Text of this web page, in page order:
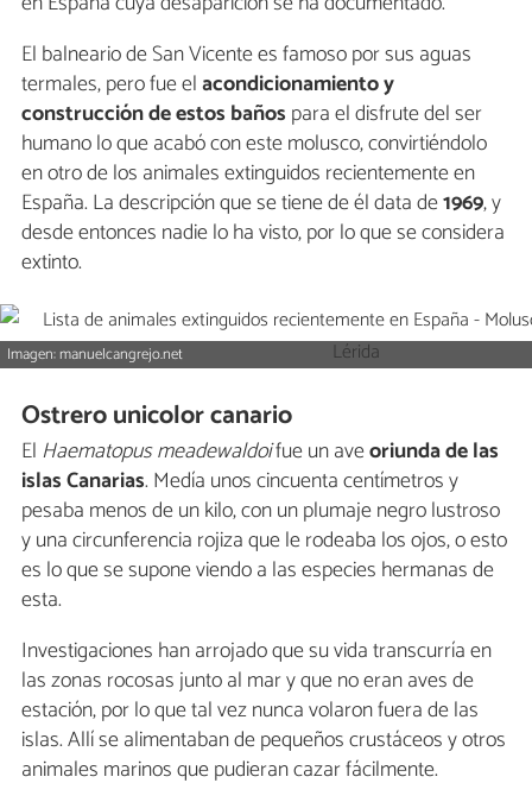
El balneario de San Vicente es famoso por sus aguas
termales, pero fue elacondicionamiento y
construcción de estos baños para el disfrute del ser
humano lo que acabó con este molusco, convirtiéndolo
en otro de los animales extinguidos recientemente en
España. La descripción que se tiene de él data de1969, y
desde entonces nadie lo ha visto, por lo que se considera
extinto.
Imagen: manuelcangrejo.net
Ostrero unicolor canario
El Haematopus meadewaldoifue un aveoriunda de las
islas Canarias. Medía unos cincuenta centímetros y
pesaba menos de un kilo, con un plumaje negro lustroso
y una circunferencia rojiza que le rodeaba los ojos, o esto
es lo que se supone viendo a las especies hermanas de
esta.
Investigaciones han arrojado que su vida transcurría en
las zonas rocosas junto al mar y que no eran aves de
estación, por lo que tal vez nunca volaron fuera de las
islas. Allí se alimentaban de pequeños crustáceos y otros
animales marinos que pudieran cazar fácilmente.